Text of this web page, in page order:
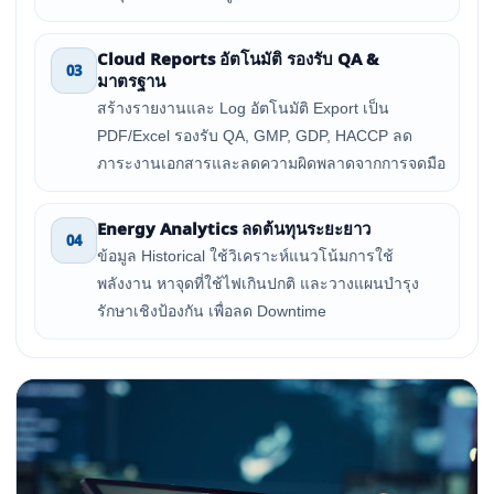
03
Cloud Reports อัตโนมัติ รองรับ QA &
มาตรฐาน
สร้างรายงานและ Log อัตโนมัติ Export เป็น
PDF/Excel รองรับ QA, GMP, GDP, HACCP ลด
ภาระงานเอกสารและลดความผิดพลาดจากการจดมือ
04
Energy Analytics ลดต้นทุนระยะยาว
ข้อมูล Historical ใช้วิเคราะห์แนวโน้มการใช้
พลังงาน หาจุดที่ใช้ไฟเกินปกติ และวางแผนบำรุง
รักษาเชิงป้องกัน เพื่อลด Downtime